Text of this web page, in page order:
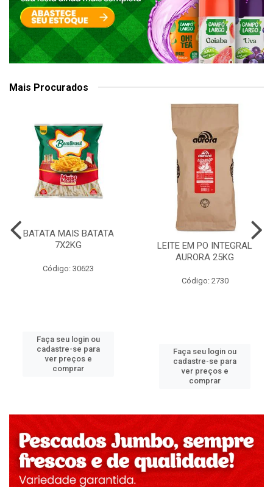
Mais Procurados
BATATA MAIS BATATA
7X2KG
Código: 30623
Faça seu login ou
cadastre-se para
ver preços e
comprar
LEITE EM PO INTEGRAL
AURORA 25KG
Código: 2730
Faça seu login ou
cadastre-se para
ver preços e
comprar